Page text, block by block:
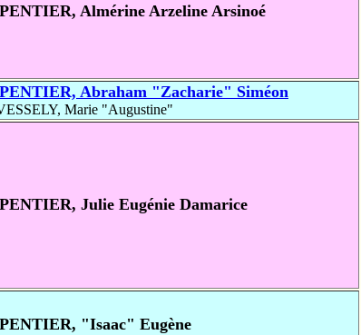
Almérine Arzeline Arsinoé
Abraham "Zacharie" Siméon
Marie "Augustine"
Julie Eugénie Damarice
"Isaac" Eugène